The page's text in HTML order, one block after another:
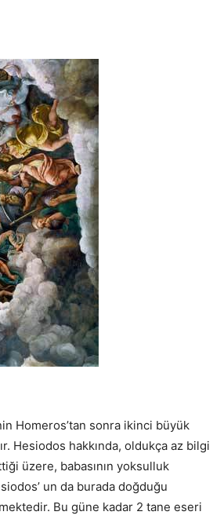
Homeros’tan sonra ikinci büyük
Hesiodos hakkında, oldukça az bilgi
üzere, babasının yoksulluk
un da burada doğduğu
Bu güne kadar 2 tane eseri